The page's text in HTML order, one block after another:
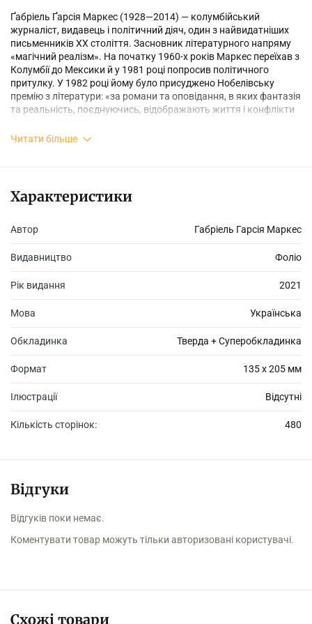
Ґабріель Ґарсія Маркес (1928—2014) — колумбійський
журналіст, видавець і політичний діяч, один з найвидатніших
письменників ХХ століття. Засновник літературного напряму
«магічний реалізм». На початку 1960-х років Маркес переїхав з
Колумбії до Мексики й у 1981 році попросив політичного
притулку. У 1982 році йому було присуджено Нобелівську
премію з літератури: «за романи та оповідання, в яких фантазія
та реальність, поєднуючись, відображають життя і конфлікти
Ґарсія Маркес відповідає у романі «Кохання під час холери»:
п’ятдесят три роки мучився своєю пристрастю Флорентіно
кохати її. Та вона одружилась з іншим. Але все ж він
домагається свого — і двоє літніх людей, які окремо прожили
свої життя, нарешті все ж з’єднуються. Вони здійснюють
неймовірну подорож на кораблі під прапором страшної
хвороби для того, щоб насолодитися своїм коханням, яке
Читати більше
Характеристики
Автор Габріель Гарсія Маркес
Видавництво Фоліо
Рік видання 2021
Мова Українська
Обкладинка Тверда + Суперобкладинка
Формат 135 х 205 мм
Ілюстрації Відсутні
Кількість сторінок: 480
Відгуки
Відгуків поки немає.
Коментувати товар можуть тільки авторизовані користувачі.
Схожі товари